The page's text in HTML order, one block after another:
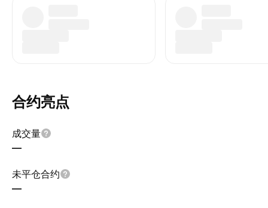
合约亮点
成交量
—
未平仓合约
—